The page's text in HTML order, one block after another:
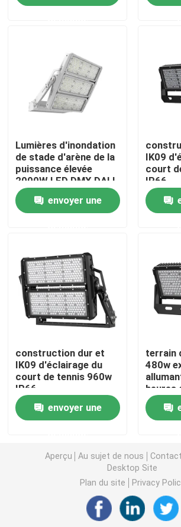
Visite d'usine
Contrôle de qualité
Demandez une citation
Lumières de cour de sport de LED
Lumière d'inondation extérieure de
Lumière d'inondation de DMX
Projecteurs de court de tennis
Réverbères extérieurs de LED
Lumières extérieures de tache de
lumière élevée de baie d'UFO
Lumières élevées linéaires de baie
Lumières d'inondation
de stade d'arène de la
puissance élevée
2000W LED DMX DALI
Dimming
envoyer une
IK09
court
IP66
construction dur et
IK09 d'éclairage du
court de tennis 960w
IP66
envoyer une
terrain
480w
heures
Aperçu Au sujet de nous
Desktop Site
Plan du site
Privacy